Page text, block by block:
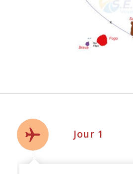
Jour 1